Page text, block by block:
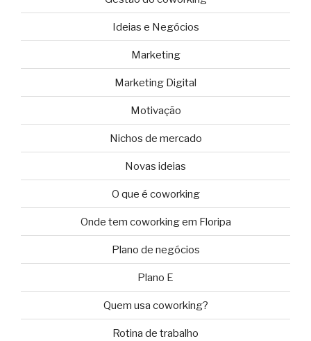
Ideias e Negócios
Marketing
Marketing Digital
Motivação
Nichos de mercado
Novas ideias
O que é coworking
Onde tem coworking em Floripa
Plano de negócios
Plano E
Quem usa coworking?
Rotina de trabalho